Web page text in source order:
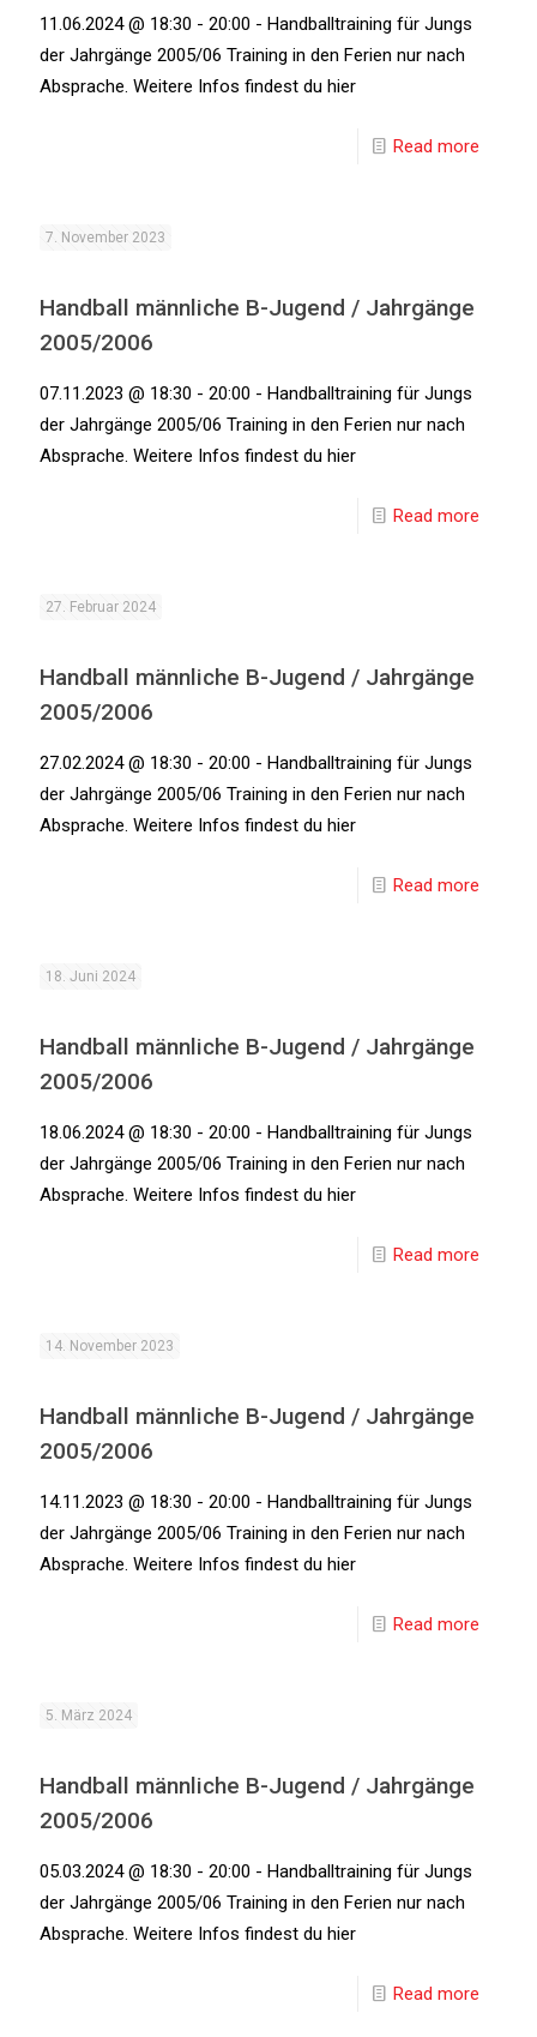
11.06.2024 @ 18:30 - 20:00 - Handballtraining für Jungs
der Jahrgänge 2005/06 Training in den Ferien nur nach
Absprache. Weitere Infos findest du hier
Read more
7. November 2023
Handball männliche B-Jugend / Jahrgänge
2005/2006
07.11.2023 @ 18:30 - 20:00 - Handballtraining für Jungs
der Jahrgänge 2005/06 Training in den Ferien nur nach
Absprache. Weitere Infos findest du hier
Read more
27. Februar 2024
Handball männliche B-Jugend / Jahrgänge
2005/2006
27.02.2024 @ 18:30 - 20:00 - Handballtraining für Jungs
der Jahrgänge 2005/06 Training in den Ferien nur nach
Absprache. Weitere Infos findest du hier
Read more
18. Juni 2024
Handball männliche B-Jugend / Jahrgänge
2005/2006
18.06.2024 @ 18:30 - 20:00 - Handballtraining für Jungs
der Jahrgänge 2005/06 Training in den Ferien nur nach
Absprache. Weitere Infos findest du hier
Read more
14. November 2023
Handball männliche B-Jugend / Jahrgänge
2005/2006
14.11.2023 @ 18:30 - 20:00 - Handballtraining für Jungs
der Jahrgänge 2005/06 Training in den Ferien nur nach
Absprache. Weitere Infos findest du hier
Read more
5. März 2024
Handball männliche B-Jugend / Jahrgänge
2005/2006
05.03.2024 @ 18:30 - 20:00 - Handballtraining für Jungs
der Jahrgänge 2005/06 Training in den Ferien nur nach
Absprache. Weitere Infos findest du hier
Read more